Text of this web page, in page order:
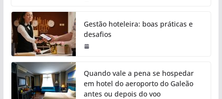
Gestão hoteleira: boas práticas e
desafios
Quando vale a pena se hospedar
em hotel do aeroporto do Galeão
antes ou depois do voo